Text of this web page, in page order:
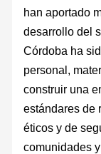
han aportado
desarrollo del
Córdoba ha
personal,
construir una
estándares de
éticos y de
comunidades